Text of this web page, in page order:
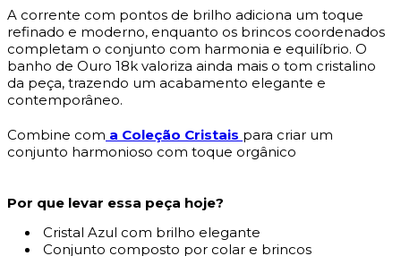
A corrente com pontos de brilho adiciona um toque
refinado e moderno, enquanto os brincos coordenados
completam o conjunto com harmonia e equilíbrio. O
banho de Ouro 18k valoriza ainda mais o tom cristalino
da peça, trazendo um acabamento elegante e
contemporâneo.
Combine com a Coleção Cristais para criar um
conjunto harmonioso com toque orgânico
Por que levar essa peça hoje?
Cristal Azul com brilho elegante
Conjunto composto por colar e brincos